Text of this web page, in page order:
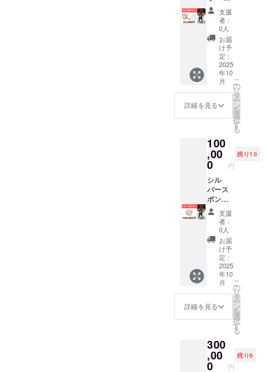
期限：
11か月
原産
地：山
形県 添
加物表
示：無
し アレ
ルギー
表示：
称：胚
芽餅
弥兵衛
の幻の
もち）
内容
量：
300g 原
材料：
有機水
稲もち
米（山
形県産
でわの
もち
100％）
保存方
法：直
光、高
温、多
存 賞味
期限：
11か月
ターン
と共に
御社の
チラシ
を封入
させて
いただ
きま
す。 御
社のチ
ラシを
100部、
送って
い。
支援
者：
0人
お届
け予
定：
2025
年10
月
詳細を見る
こ
の
リ
タ
ー
ン
を
選
択
す
る
100
,00
0 円
残り10
シル
バース
ポン
サー HP
にシル
バース
ポン
サー様
として
お名前
掲載 掲
載期
間：
2025年
10月1
日〜
9月30日
支援
者：
0人
お届
け予
定：
2025
年10
月
詳細を見る
こ
の
リ
タ
ー
ン
を
選
択
す
る
300
,00
0 円
残り6